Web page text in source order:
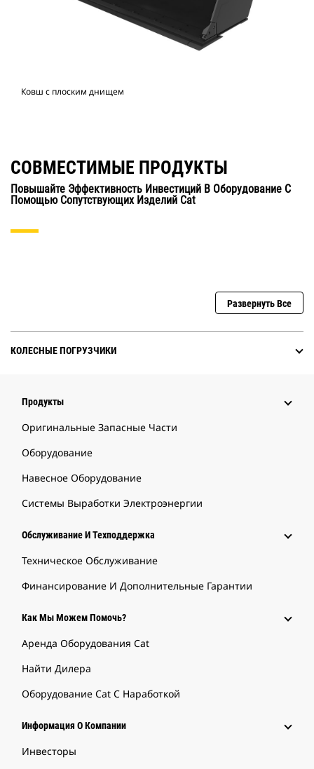
Ковш с плоским днищем
СОВМЕСТИМЫЕ ПРОДУКТЫ
Повышайте Эффективность Инвестиций В Оборудование С
Помощью Сопутствующих Изделий Cat
Развернуть Все
КОЛЕСНЫЕ ПОГРУЗЧИКИ
Продукты
Оригинальные Запасные Части
Оборудование
Навесное Оборудование
Системы Выработки Электроэнергии
Обслуживание И Техподдержка
Техническое Обслуживание
Финансирование И Дополнительные Гарантии
Как Мы Можем Помочь?
Аренда Оборудования Cat
Найти Дилера
Оборудование Cat С Наработкой
Информация О Компании
Инвесторы